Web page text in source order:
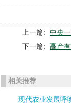
上一篇:
中央
下一篇:
高产
相关推荐
现代农业发展呼